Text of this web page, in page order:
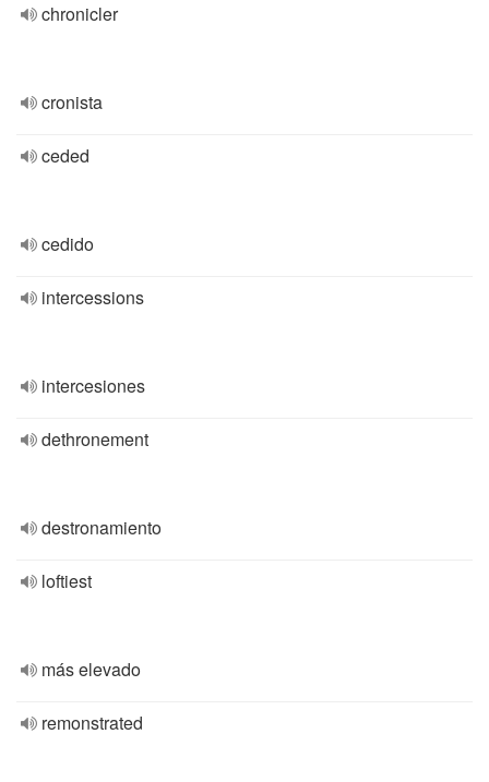
chronicler
cronista
ceded
cedido
intercessions
intercesiones
dethronement
destronamiento
loftiest
más elevado
remonstrated